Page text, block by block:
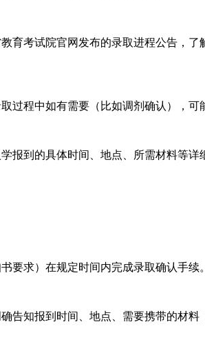
考试院官网发布的录取进程公告，了
程中如有需要（比如调剂确认），可
到的具体时间、地点、所需材料等详
求）在规定时间内完成录取确认手续
知报到时间、地点、需要携带的材料